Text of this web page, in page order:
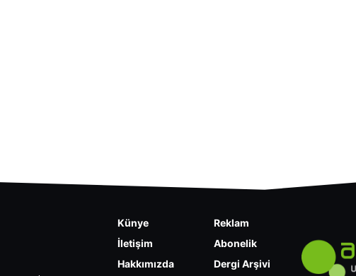
Künye
İletişim
Hakkımızda
Reklam
Abonelik
Dergi Arşivi